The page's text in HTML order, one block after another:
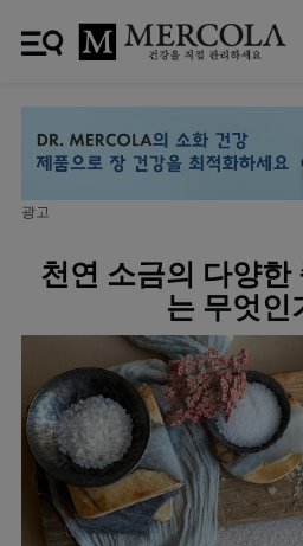
광고
천연 소금의 다양한
는 무엇인